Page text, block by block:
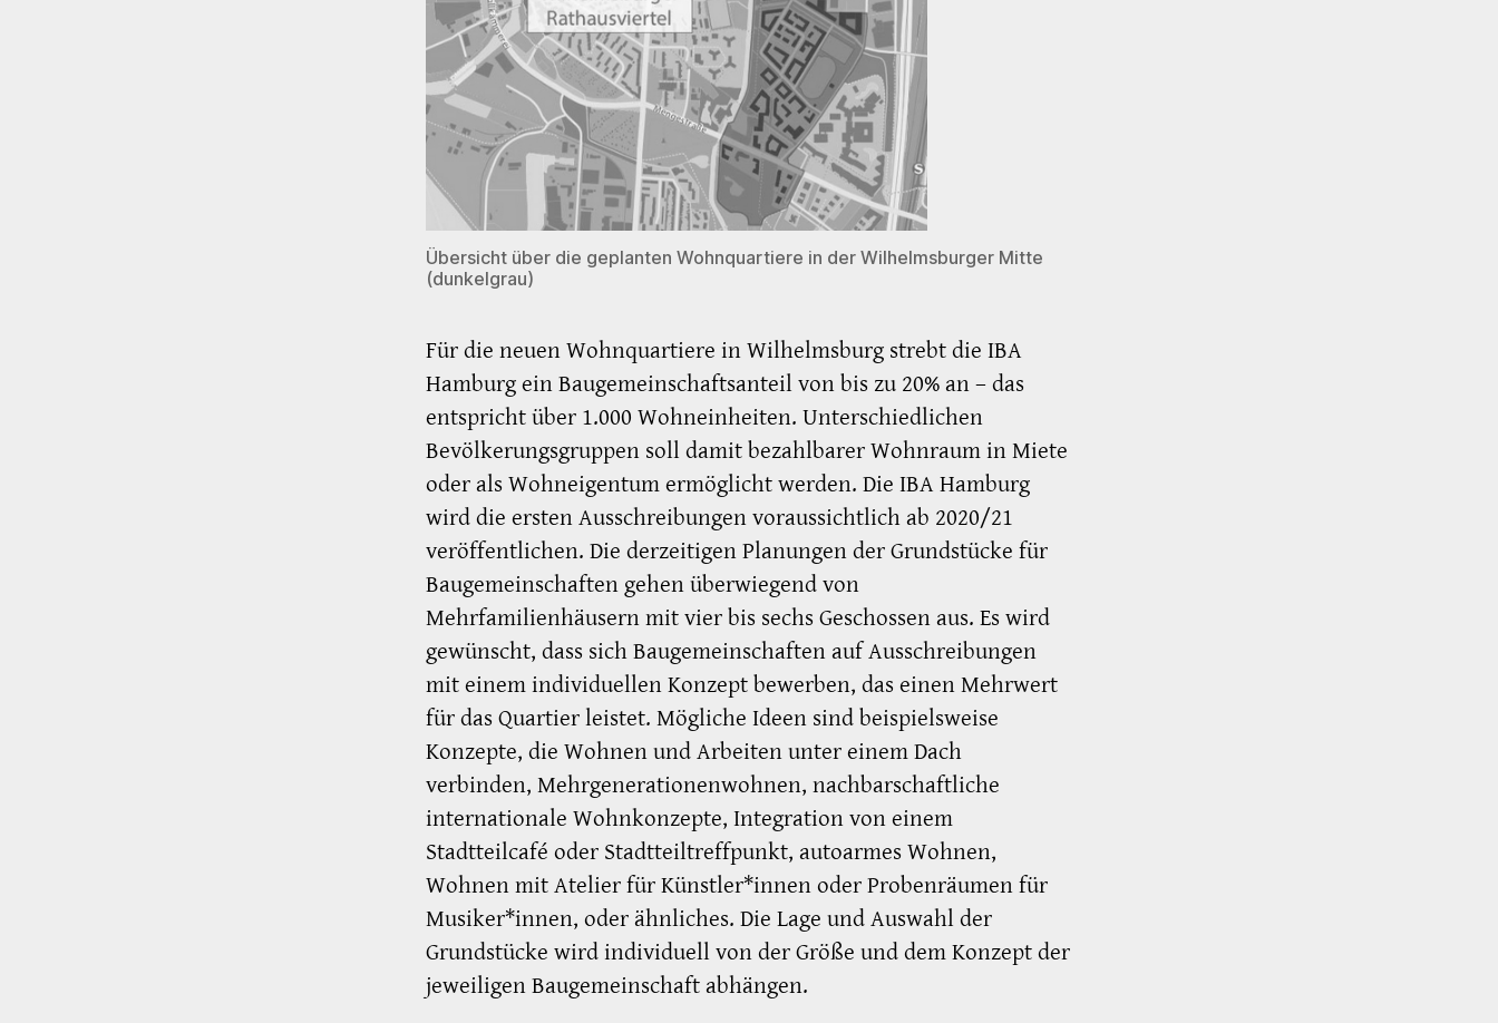
Übersicht über die geplanten Wohnquartiere in der Wilhelmsburger Mitte
(dunkelgrau)
Für die neuen Wohnquartiere in Wilhelmsburg strebt die IBA
Hamburg ein Baugemeinschaftsanteil von bis zu 20% an – das
entspricht über 1.000 Wohneinheiten. Unterschiedlichen
Bevölkerungsgruppen soll damit bezahlbarer Wohnraum in Miete
oder als Wohneigentum ermöglicht werden. Die IBA Hamburg
wird die ersten Ausschreibungen voraussichtlich ab 2020/21
veröffentlichen. Die derzeitigen Planungen der Grundstücke für
Baugemeinschaften gehen überwiegend von
Mehrfamilienhäusern mit vier bis sechs Geschossen aus. Es wird
gewünscht, dass sich Baugemeinschaften auf Ausschreibungen
mit einem individuellen Konzept bewerben, das einen Mehrwert
für das Quartier leistet. Mögliche Ideen sind beispielsweise
Konzepte, die Wohnen und Arbeiten unter einem Dach
verbinden, Mehrgenerationenwohnen, nachbarschaftliche
internationale Wohnkonzepte, Integration von einem
Stadtteilcafé oder Stadtteiltreffpunkt, autoarmes Wohnen,
Wohnen mit Atelier für Künstler*innen oder Probenräumen für
Musiker*innen, oder ähnliches. Die Lage und Auswahl der
Grundstücke wird individuell von der Größe und dem Konzept der
jeweiligen Baugemeinschaft abhängen.